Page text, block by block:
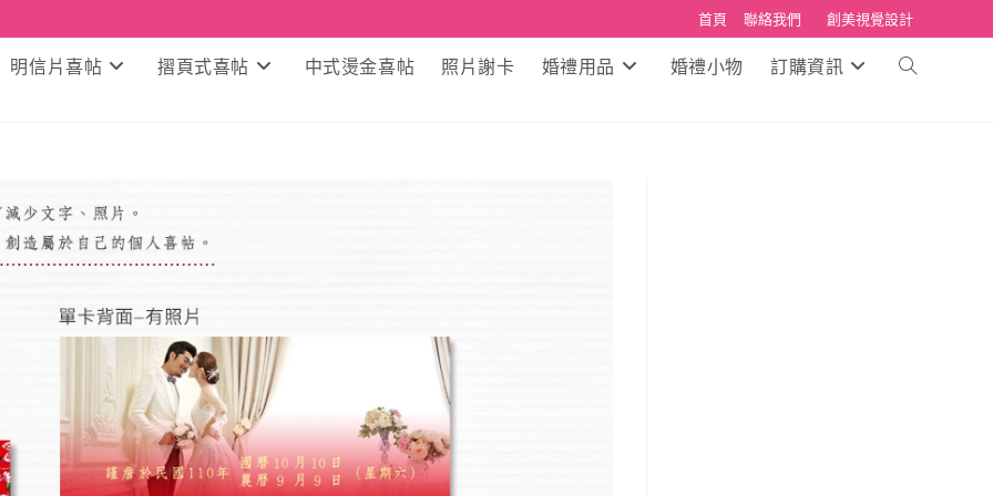
首頁 聯絡我們 創美視覺設計
明信片喜帖 摺頁式喜帖 中式燙金喜帖 照片謝卡 婚禮用品 婚禮小物 訂購資訊 Toggle